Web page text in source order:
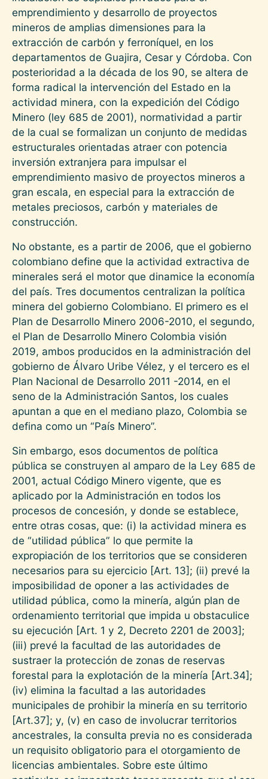
emprendimiento y desarrollo de proyectos
mineros de amplias dimensiones para la
extracción de carbón y ferroníquel, en los
departamentos de Guajira, Cesar y Córdoba. Con
posterioridad a la década de los 90, se altera de
forma radical la intervención del Estado en la
actividad minera, con la expedición del Código
Minero (ley 685 de 2001), normatividad a partir
de la cual se formalizan un conjunto de medidas
estructurales orientadas atraer con potencia
inversión extranjera para impulsar el
emprendimiento masivo de proyectos mineros a
gran escala, en especial para la extracción de
metales preciosos, carbón y materiales de
construcción.
No obstante, es a partir de 2006, que el gobierno
colombiano define que la actividad extractiva de
minerales será el motor que dinamice la economía
del país. Tres documentos centralizan la política
minera del gobierno Colombiano. El primero es el
Plan de Desarrollo Minero 2006-2010, el segundo,
el Plan de Desarrollo Minero Colombia visión
2019, ambos producidos en la administración del
gobierno de Álvaro Uribe Vélez, y el tercero es el
Plan Nacional de Desarrollo 2011 -2014, en el
seno de la Administración Santos, los cuales
apuntan a que en el mediano plazo, Colombia se
defina como un “País Minero”.
Sin embargo, esos documentos de política
pública se construyen al amparo de la Ley 685 de
2001, actual Código Minero vigente, que es
aplicado por la Administración en todos los
procesos de concesión, y donde se establece,
entre otras cosas, que: (i) la actividad minera es
de “utilidad pública” lo que permite la
expropiación de los territorios que se consideren
necesarios para su ejercicio [Art. 13]; (ii) prevé la
imposibilidad de oponer a las actividades de
utilidad pública, como la minería, algún plan de
ordenamiento territorial que impida u obstaculice
su ejecución [Art. 1 y 2, Decreto 2201 de 2003];
(iii) prevé la facultad de las autoridades de
sustraer la protección de zonas de reservas
forestal para la explotación de la minería [Art.34];
(iv) elimina la facultad a las autoridades
municipales de prohibir la minería en su territorio
[Art.37]; y, (v) en caso de involucrar territorios
ancestrales, la consulta previa no es considerada
un requisito obligatorio para el otorgamiento de
licencias ambientales. Sobre este último